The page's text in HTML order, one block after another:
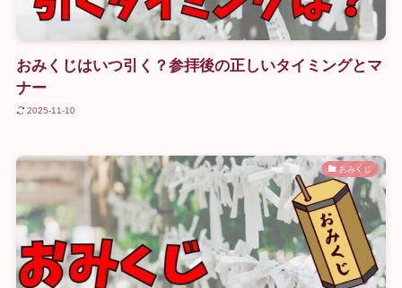
おみくじはいつ引く？参拝後の正しいタイミングとマ
ナー
2025-11-10
おみくじ